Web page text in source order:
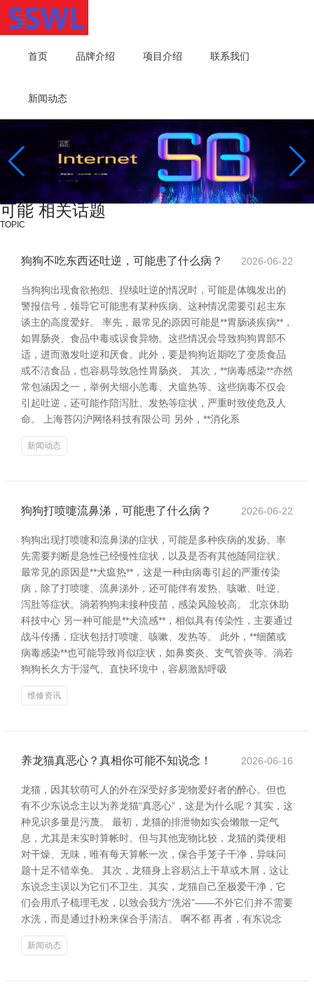
首页 品牌介绍 项目介绍 联系我们
新闻动态
可能 相关话题
TOPIC
狗狗不吃东西还吐逆，可能患了什么病？ 2026-06-22
当狗狗出现食欲抱怨、捏续吐逆的情况时，可能是体魄发出的
警报信号，领导它可能患有某种疾病。这种情况需要引起主东
谈主的高度爱好。 率先，最常见的原因可能是**胃肠谈疾病**，
如胃肠炎、食品中毒或误食异物。这些情况会导致狗狗胃部不
适，进而激发吐逆和厌食。此外，要是狗狗近期吃了变质食品
或不洁食品，也容易导致急性胃肠炎。 其次，**病毒感染**亦然
常包涵因之一，举例犬细小恙毒、犬瘟热等。这些病毒不仅会
引起吐逆，还可能作陪泻肚、发热等症状，严重时致使危及人
命。 上海苔闪沪网络科技有限公司 另外，**消化系
新闻动态
狗狗打喷嚏流鼻涕，可能患了什么病？ 2026-06-22
狗狗出现打喷嚏和流鼻涕的症状，可能是多种疾病的发扬。率
先需要判断是急性已经慢性症状，以及是否有其他随同症状。
最常见的原因是**犬瘟热**，这是一种由病毒引起的严重传染
病，除了打喷嚏、流鼻涕外，还可能伴有发热、咳嗽、吐逆、
泻肚等症状。淌若狗狗未接种疫苗，感染风险较高。 北京休助
科技中心 另一种可能是**犬流感**，相似具有传染性，主要通过
战斗传播，症状包括打喷嚏、咳嗽、发热等。 此外，**细菌或
病毒感染**也可能导致肖似症状，如鼻窦炎、支气管炎等。淌若
狗狗长久方于湿气、直快环境中，容易激励呼吸
维修资讯
养龙猫真恶心？真相你可能不知说念！ 2026-06-16
龙猫，因其软萌可人的外在深受好多宠物爱好者的醉心。但也
有不少东说念主以为养龙猫“真恶心”，这是为什么呢？其实，这
种见识多量是污蔑。 最初，龙猫的排泄物如实会懒散一定气
息，尤其是未实时算帐时。但与其他宠物比较，龙猫的粪便相
对干燥、无味，唯有每天算帐一次，保合手笼子干净，异味问
题十足不错幸免。 其次，龙猫身上容易沾上干草或木屑，这让
东说念主误以为它们不卫生。其实，龙猫自己至极爱干净，它
们会用爪子梳理毛发，以致会我方“洗浴”——不外它们并不需要
水洗，而是通过扑粉来保合手清洁。 啊不都 再者，有东说念
新闻动态